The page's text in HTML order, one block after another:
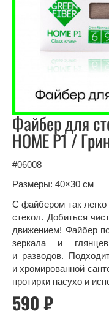
Файбер для
HOME P1 /
#06008
Размеры: 40×30 см
С файбером так
стекол. Добиться
движением! Файбер
зеркала и
и разводов.
и хромированной
протирки насухо и
590 ₽